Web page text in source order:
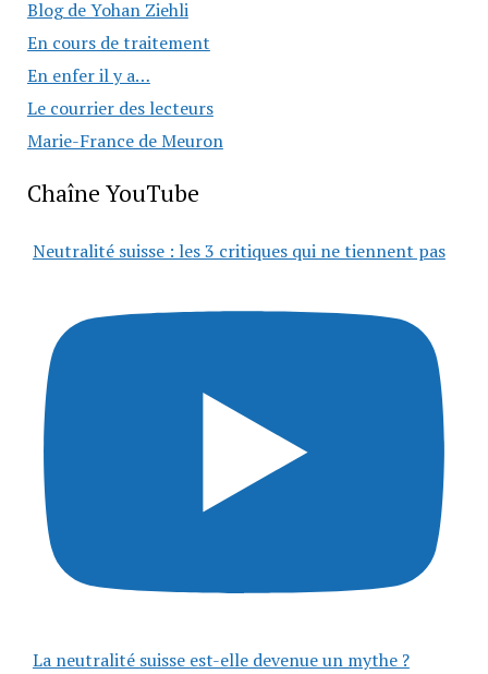
Blog de Yohan Ziehli
En cours de traitement
En enfer il y a…
Le courrier des lecteurs
Marie-France de Meuron
Chaîne YouTube
Neutralité suisse : les 3 critiques qui ne tiennent pas
La neutralité suisse est-elle devenue un mythe ?